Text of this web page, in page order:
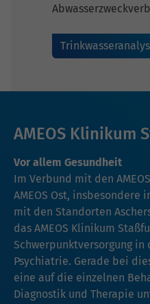
AMEOS Klinikum
Vor allem Gesundheit
Im Verbund mit den
AMEOS Ost, insbesondere
mit den Standorten
das AMEOS Klinikum
Schwerpunktversorgung
Psychiatrie. Gerade bei
eine auf die einzelnen
Diagnostik und Therapie